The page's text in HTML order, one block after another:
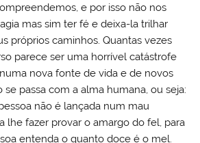
e por isso não nos
mas sim ter fé e deixa-la trilhar
próprios caminhos. Quantas vezes
parece ser uma horrível catástrofe
nova fonte de vida e de novos
se passa com a alma humana, ou seja:
não é lançada num mau
lhe fazer provar o amargo do fel, para
entenda o quanto doce é o mel.